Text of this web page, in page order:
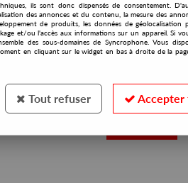
ils sont donc dispensés de consentement.
des annonces et du contenu, la mesure des
de produits, les données de géolocalisation
et/ou l'accès aux informations sur un appareil. Si
des sous-domaines de Syncrophone. Vous
en cliquant sur le widget en bas à droite de la
Tout refuser Accepter